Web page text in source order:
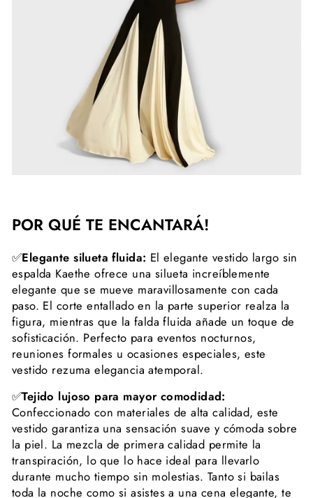
POR QUÉ TE ENCANTARÁ!
✅Elegante silueta fluida: El elegante vestido largo sin
espalda Kaethe ofrece una silueta increíblemente
elegante que se mueve maravillosamente con cada
paso. El corte entallado en la parte superior realza la
figura, mientras que la falda fluida añade un toque de
sofisticación. Perfecto para eventos nocturnos,
reuniones formales u ocasiones especiales, este
vestido rezuma elegancia atemporal.
✅Tejido lujoso para mayor comodidad:
Confeccionado con materiales de alta calidad, este
vestido garantiza una sensación suave y cómoda sobre
la piel. La mezcla de primera calidad permite la
transpiración, lo que lo hace ideal para llevarlo
durante mucho tiempo sin molestias. Tanto si bailas
toda la noche como si asistes a una cena elegante, te